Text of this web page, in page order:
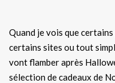
Quand je vois que
certains sites ou tout
vont flamber après
sélection de cadeaux de